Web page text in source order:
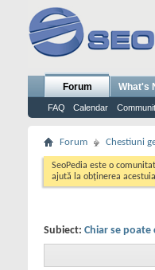
Forum
FAQ Calendar
What's
Forum Chestiuni
SeoPedia este o
ajută la obținerea
Subiect: Chiar se poate